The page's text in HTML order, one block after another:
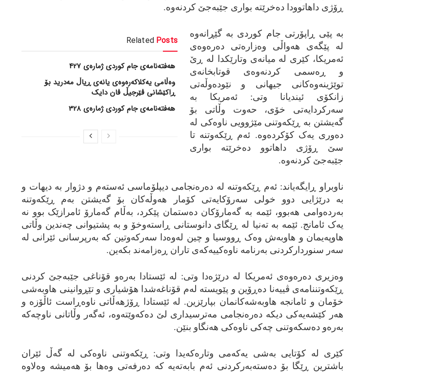
ڕۆژی داهاتوودا ده‌خرێته‌ بواری جێبه‌جێ کردنه‌وه‌.
Related Posts
هەفتەنامەی جام کوردی ژمارەی 427
وەڵامی یەکلاکەرەوەی یانەی ڕیاڵ مەدرید بۆ
ڕاکێشانی ڤێرجیڵ ڤان دایک
هەفتەنامەی جام کوردی ژمارەی 328
به‌ پێی ڕاپۆرتی جام کوردی به‌ گێڕانه‌وه‌
له‌ پێگه‌ی هه‌واڵی وه‌زاره‌تی ده‌ره‌وه‌ی
ئه‌مریکا، کێری له‌ میانه‌ی وتارێکدا له‌ ڕێ
و ڕه‌سمی کردنه‌وه‌ی قوتابخانه‌ی
توێژینه‌وه‌کانی جیهانی و نێوده‌وڵه‌تی
زانکۆی ئیندیانا وتی: ئه‌مریکا به‌
سه‌رکردایه‌تی خۆی، حه‌وت وڵاتی بۆ
گه‌یشتن به‌ ڕێکه‌وتنی مێژوویی ناوه‌کی له‌
ده‌وری یه‌ک کۆکرده‌وه‌. ئه‌م ڕێکه‌وتنه‌ تا
سێ ڕۆژی داهاتوو ده‌خرێته‌ بواری
جێبه‌جێ کردنه‌وه‌.
ناوبراو ڕایگه‌یاند: ئه‌م ڕێکه‌وتنه‌ له‌ ده‌ره‌نجامی دیپلۆماسی ئه‌سته‌م و دژوار به‌ دیهات و
به‌ درێژایی دوو خولی سه‌رۆکایه‌تی کۆمار هه‌وڵه‌کان بۆ گه‌یشتن به‌م ڕێکه‌وتنه‌
به‌رده‌وامی هه‌بوو، ئێمه‌ به‌ گه‌مارۆکان ده‌ستمان پێکرد، به‌ڵام گه‌مارۆ ئامرازێک بوو نه‌
یه‌ک ئامانج. ئێمه‌ به‌ ته‌نیا له‌ ڕێگای دانوستانی ڕاسته‌وخۆ و به‌ پشتیوانی چه‌ندین وڵاتی
هاوپه‌یمان و هاوبه‌ش وه‌ک ڕووسیا و چین له‌وه‌دا سه‌رکه‌وتین که‌ به‌رپرسانی ئێرانی له‌
سه‌ر سنوردارکردنی به‌رنامه‌ ناوه‌کییه‌که‌ی تاران ڕه‌زامه‌ند بکه‌ین.
وه‌زیری ده‌ره‌وه‌ی ئه‌مریکا له‌ درێژه‌دا وتی: له‌ ئێستادا به‌ره‌و قۆناغی جێبه‌جێ کردنی
ڕێکه‌وتننامه‌ی ڤییه‌نا ده‌ڕۆین و پێویسته‌ له‌م قۆناغه‌شدا هۆشیاری و تێڕوانینی هاوبه‌شی
خۆمان و ئامانجه‌ هاوبه‌شه‌کانمان بپارێزین. له‌ ئێستادا ڕۆژهه‌ڵاتی ناوه‌ڕاست ئاڵۆزه‌ و
هه‌ر کێشه‌یه‌کی دیکه‌ ده‌ره‌نجامی مه‌ترسیداری لێ ده‌که‌وێته‌وه‌، ئه‌گه‌ر وڵاتانی ناوچه‌که‌
به‌ره‌و ده‌سکه‌وتنی چه‌کی ناوه‌کی هه‌نگاو بنێن.
کێری له‌ کۆتایی به‌شی یه‌که‌می وتاره‌که‌یدا وتی: ڕێکه‌وتنی ناوه‌کی له‌ گه‌ڵ ئێران
باشترین ڕێگا بۆ ده‌سته‌به‌رکردنی ئه‌م بابه‌ته‌یه‌ که‌ ده‌رفه‌تی وه‌ها بۆ هه‌میشه‌ وه‌لاوه‌